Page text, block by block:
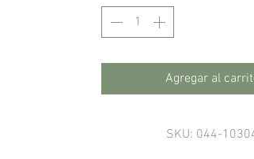
Agregar al
SKU: 044-